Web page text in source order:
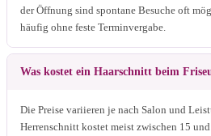
der Öffnung sind spontane Besuche oft
häufig ohne feste Terminvergabe.
Was kostet ein Haarschnitt beim
Die Preise variieren je nach Salon und
Herrenschnitt kostet meist zwischen 15